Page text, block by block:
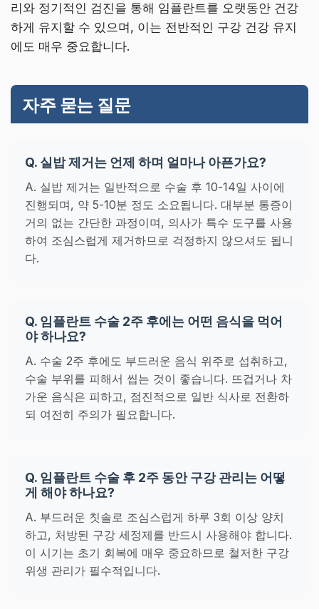
리와 정기적인 검진을 통해 임플란트를 오랫동안 건강
하게 유지할 수 있으며, 이는 전반적인 구강 건강 유지
에도 매우 중요합니다.
자주 묻는 질문
Q. 실밥 제거는 언제 하며 얼마나 아픈가요?
A. 실밥 제거는 일반적으로 수술 후 10-14일 사이에
진행되며, 약 5-10분 정도 소요됩니다. 대부분 통증이
거의 없는 간단한 과정이며, 의사가 특수 도구를 사용
하여 조심스럽게 제거하므로 걱정하지 않으셔도 됩니
다.
Q. 임플란트 수술 2주 후에는 어떤 음식을 먹어
야 하나요?
A. 수술 2주 후에도 부드러운 음식 위주로 섭취하고,
수술 부위를 피해서 씹는 것이 좋습니다. 뜨겁거나 차
가운 음식은 피하고, 점진적으로 일반 식사로 전환하
되 여전히 주의가 필요합니다.
Q. 임플란트 수술 후 2주 동안 구강 관리는 어떻
게 해야 하나요?
A. 부드러운 칫솔로 조심스럽게 하루 3회 이상 양치
하고, 처방된 구강 세정제를 반드시 사용해야 합니다.
이 시기는 초기 회복에 매우 중요하므로 철저한 구강
위생 관리가 필수적입니다.